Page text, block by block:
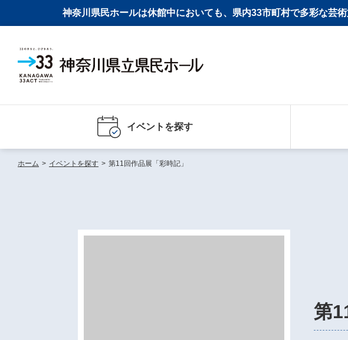
神奈川県民ホールは休館中においても、県内33市町村で多彩な芸
イベントを探す
ホーム > イベントを探す > 第11回作品展「彩時記」
第